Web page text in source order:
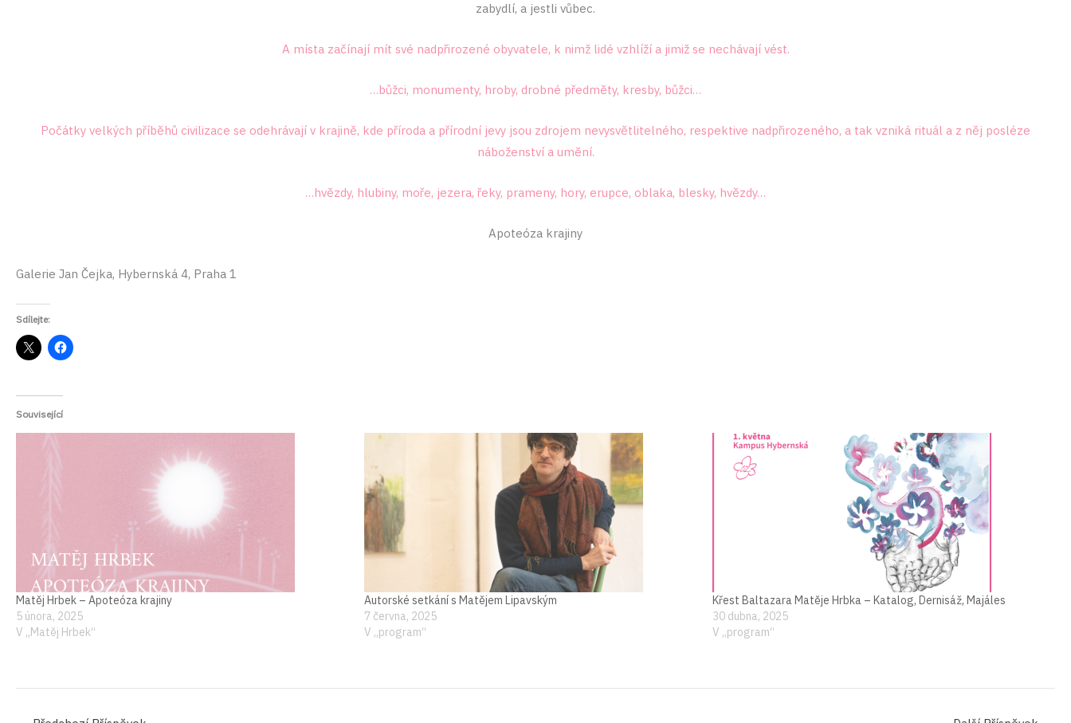
zabydlí, a jestli vůbec.
A místa začínají mít své nadpřirozené obyvatele, k nimž lidé vzhlíží a jimiž se nechávají vést.
…bůžci, monumenty, hroby, drobné předměty, kresby, bůžci…
Počátky velkých příběhů civilizace se odehrávají v krajině, kde příroda a přírodní jevy jsou zdrojem nevysvětlitelného, respektive nadpřirozeného, a tak vzniká rituál a z něj posléze
náboženství a umění.
…hvězdy, hlubiny, moře, jezera, řeky, prameny, hory, erupce, oblaka, blesky, hvězdy…
Apoteóza krajiny
Galerie Jan Čejka, Hybernská 4, Praha 1
Sdílejte:
Související
Matěj Hrbek – Apoteóza krajiny
5 února, 2025
V „Matěj Hrbek“
Autorské setkání s Matějem Lipavským
7 června, 2025
V „program“
Křest Baltazara Matěje Hrbka –⁠⁠⁠⁠⁠⁠ Katalog, Dernisáž, Majáles
30 dubna, 2025
V „program“